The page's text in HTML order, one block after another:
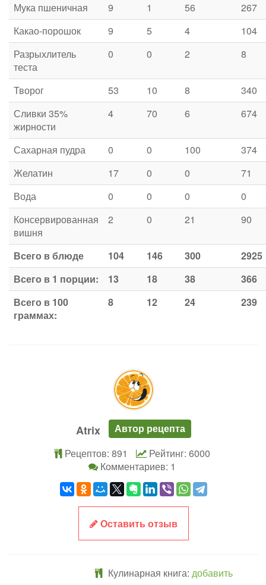
Мука пшеничная 9 1 56
267
Какао-порошок
9 5 4
104
Разрыхлитель
теста
0 0 2 8
Творог 53 10 8
340
Сливки 35%
жирности
4 70 6 674
Сахарная пудра 0 0 100
374
Желатин
17 0 0
71
Вода
0 0 0
0
Консервированная
вишня
2 0 21 90
Всего в блюде 104 146 300
2925
Всего в 1 порции:
13 18 38
366
Всего в 100
граммах:
8 12 24 239
Atrix
Автор рецепта
Рецептов: 891
Рейтинг: 6000
Комментариев: 1
Оставить отзыв
Кулинарная книга: добавить